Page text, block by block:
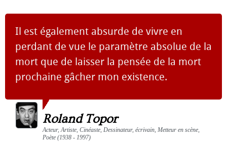
Il est également absurde de vivre en
perdant de vue le paramètre absolue de la
mort que de laisser la pensée de la mort
prochaine gâcher mon existence.
Roland Topor
Acteur, Artiste, Cinéaste, Dessinateur, écrivain, Metteur en scène,
Poète (1938 - 1997)